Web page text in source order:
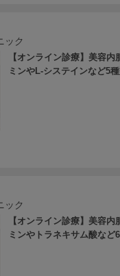
ック
【オンライン診療】美容
ミンやL-システインなど5
ック
【オンライン診療】美容
ミンやトラネキサム酸など